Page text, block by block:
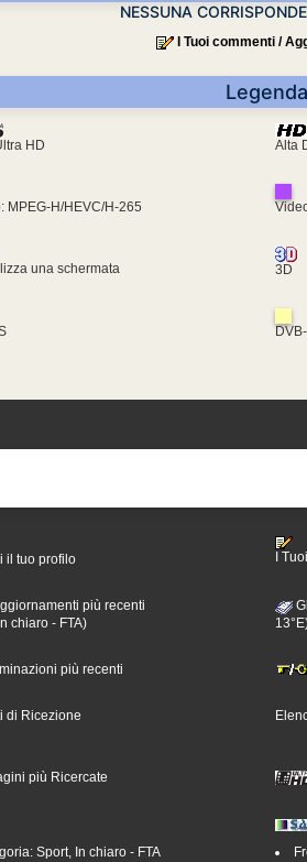
NESSUNA
I Tuoi commenti /
Legenda
HD Alta
MPEG-H/HEVC/H-265
una schermata 3D
il tuo profilo
I
più recenti
chiaro - FTA)
più recenti
di Ricezione
più Ricercate
Sport, In chiaro - FTA